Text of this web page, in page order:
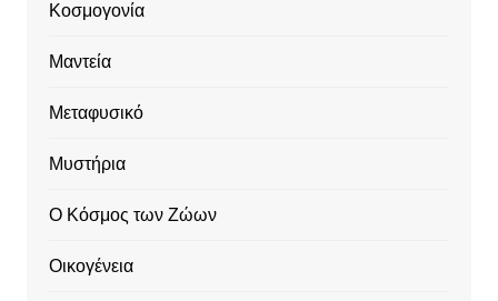
Κοσμογονία
Μαντεία
Μεταφυσικό
Μυστήρια
Ο Κόσμος των Ζώων
Οικογένεια